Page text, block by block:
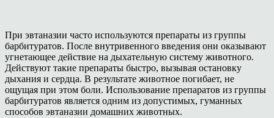
При эвтаназии часто используются препараты из группы
барбитуратов. После внутривенного введения они оказывают
угнетающее действие на дыхательную систему животного.
Действуют такие препараты быстро, вызывая остановку
дыхания и сердца. В результате животное погибает, не
ощущая при этом боли. Использование препаратов из группы
барбитуратов является одним из допустимых, гуманных
способов эвтаназии домашних животных.